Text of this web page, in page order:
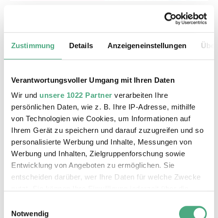
Zustimmung Details Anzeigeneinstellungen
Verantwortungsvoller Umgang mit Ihren Daten
Wir und unsere 1022 Partner verarbeiten Ihre
persönlichen Daten, wie z. B. Ihre IP-Adresse, mithilfe
von Technologien wie Cookies, um Informationen auf
Ihrem Gerät zu speichern und darauf zuzugreifen und so
personalisierte Werbung und Inhalte, Messungen von
Werbung und Inhalten, Zielgruppenforschung sowie
Entwicklung von Angeboten zu ermöglichen. Sie
entscheiden darüber, wer Ihre Daten für welche Zwecke
Trigger Symbol ändern oder widerrufen
Notwendig
ÖFFENTLICHE FÜHRUNG
Der Erzschrägaufzug der Völklinger Hütte mit
Copyright: Weltkulturerbe Völklinger Hütte | Karl
©
Das Weltkulturerbe Völklinger Hütte